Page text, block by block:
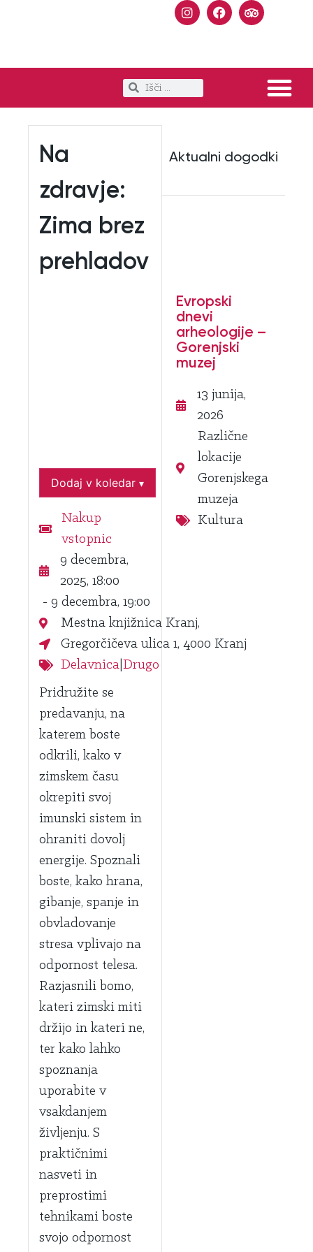
Na
zdravje:
Zima brez
prehladov
Dodaj v koledar ▾
Nakup
vstopnic
9 decembra,
2025, 18:00
- 9 decembra, 19:00
Mestna knjižnica Kranj,
Gregorčičeva ulica 1, 4000 Kranj
Delavnica Drugo
Pridružite se
predavanju, na
katerem boste
odkrili, kako v
zimskem času
okrepiti svoj
imunski sistem in
ohraniti dovolj
energije. Spoznali
boste, kako hrana,
gibanje, spanje in
obvladovanje
stresa vplivajo na
odpornost telesa.
Razjasnili bomo,
kateri zimski miti
držijo in kateri ne,
ter kako lahko
spoznanja
uporabite v
vsakdanjem
življenju. S
praktičnimi
nasveti in
preprostimi
tehnikami boste
svojo odpornost
Aktualni dogodki
Evropski
dnevi
arheologije –
Gorenjski
muzej
13 junija,
2026
Različne
lokacije
Gorenjskega
muzeja
Kultura